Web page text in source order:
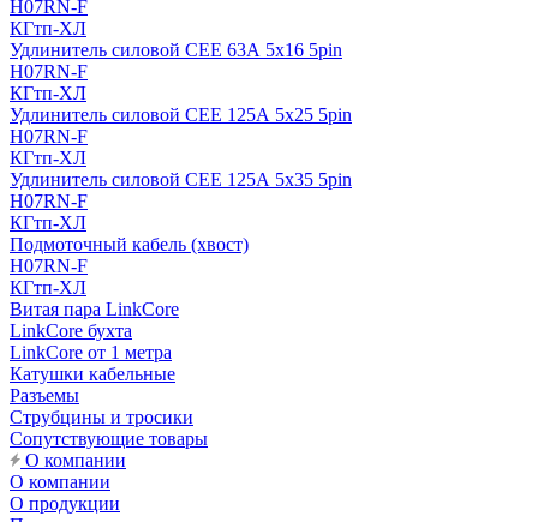
H07RN-F
КГтп-ХЛ
Удлинитель силовой CEE 63А 5x16 5pin
H07RN-F
КГтп-ХЛ
Удлинитель силовой CEE 125А 5x25 5pin
H07RN-F
КГтп-ХЛ
Удлинитель силовой CEE 125А 5x35 5pin
H07RN-F
КГтп-ХЛ
Подмоточный кабель (хвост)
H07RN-F
КГтп-ХЛ
Витая пара LinkCore
LinkCore бухта
LinkCore от 1 метра
Катушки кабельные
Разъемы
Струбцины и тросики
Сопутствующие товары
О компании
О компании
О продукции